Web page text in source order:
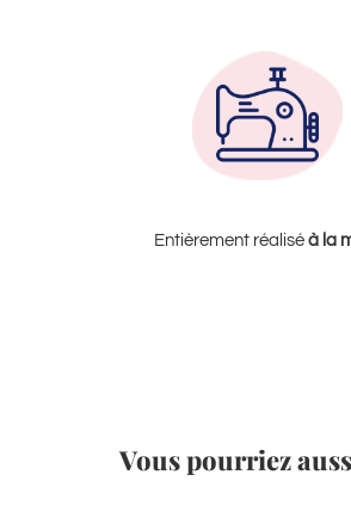
Entièrement réaliséà la
Vous pourriez